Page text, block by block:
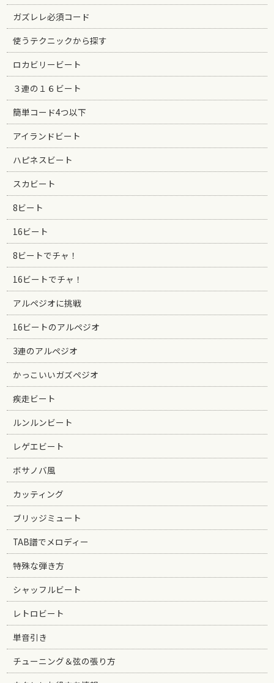
ガズレレ必須コード
使うテクニックから探す
ロカビリービート
３連の１６ビート
簡単コード4つ以下
アイランドビート
ハピネスビート
スカビート
8ビート
16ビート
8ビートでチャ！
16ビートでチャ！
アルペジオに挑戦
16ビートのアルペジオ
3連のアルペジオ
かっこいいガズペジオ
疾走ビート
ルンルンビート
レゲエビート
ボサノバ風
カッティング
ブリッジミュート
TAB譜でメロディー
特殊な弾き方
シャッフルビート
レトロビート
単音引き
チューニング＆弦の張り方